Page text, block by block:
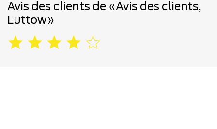
Avis des clients de «Avis des clients,
Lüttow»